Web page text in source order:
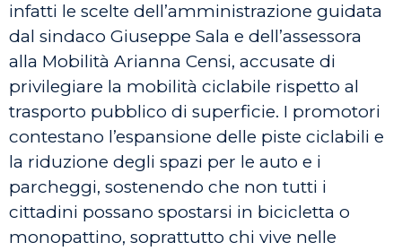
infatti le scelte dell’amministrazione guidata
dal sindaco Giuseppe Sala e dell’assessora
alla Mobilità Arianna Censi, accusate di
privilegiare la mobilità ciclabile rispetto al
trasporto pubblico di superficie. I promotori
contestano l’espansione delle piste ciclabili e
la riduzione degli spazi per le auto e i
parcheggi, sostenendo che non tutti i
cittadini possano spostarsi in bicicletta o
monopattino, soprattutto chi vive nelle